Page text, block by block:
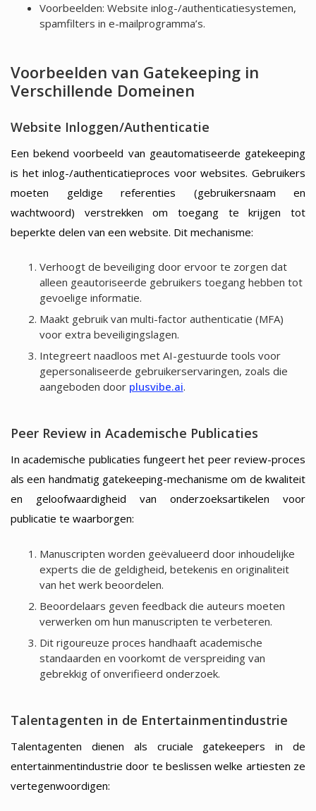
Voorbeelden: Website inlog-/authenticatiesystemen,
spamfilters in e-mailprogramma’s.
Voorbeelden van Gatekeeping in
Verschillende Domeinen
Website Inloggen/Authenticatie
Een bekend voorbeeld van geautomatiseerde gatekeeping
is het inlog-/authenticatieproces voor websites. Gebruikers
moeten geldige referenties (gebruikersnaam en
wachtwoord) verstrekken om toegang te krijgen tot
beperkte delen van een website. Dit mechanisme:
Verhoogt de beveiliging door ervoor te zorgen dat
alleen geautoriseerde gebruikers toegang hebben tot
gevoelige informatie.
Maakt gebruik van multi-factor authenticatie (MFA)
voor extra beveiligingslagen.
Integreert naadloos met AI-gestuurde tools voor
gepersonaliseerde gebruikerservaringen, zoals die
aangeboden door plusvibe.ai.
Peer Review in Academische Publicaties
In academische publicaties fungeert het peer review-proces
als een handmatig gatekeeping-mechanisme om de kwaliteit
en geloofwaardigheid van onderzoeksartikelen voor
publicatie te waarborgen:
Manuscripten worden geëvalueerd door inhoudelijke
experts die de geldigheid, betekenis en originaliteit
van het werk beoordelen.
Beoordelaars geven feedback die auteurs moeten
verwerken om hun manuscripten te verbeteren.
Dit rigoureuze proces handhaaft academische
standaarden en voorkomt de verspreiding van
gebrekkig of onverifieerd onderzoek.
Talentagenten in de Entertainmentindustrie
Talentagenten dienen als cruciale gatekeepers in de
entertainmentindustrie door te beslissen welke artiesten ze
vertegenwoordigen: